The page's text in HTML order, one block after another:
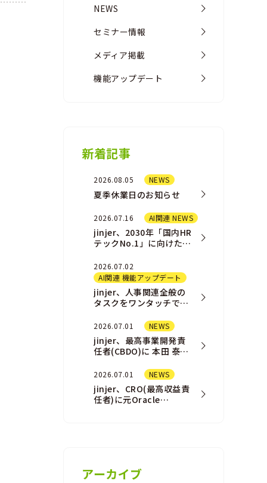
NEWS
セミナー情報
メディア掲載
機能アップデート
新着記事
2026.08.05 NEWS
夏季休業日のお知らせ
2026.07.16 AI関連 NEWS
jinjer、2030年「国内HR
テックNo.1」に向けた新
組織戦略を発表
2026.07.02
AI関連 機能アップデート
jinjer、人事関連全般の
タスクをワンタッチで完
Assistant（AIアシスタ
ント）」機能を一部ユ
ー…
2026.07.01 NEWS
jinjer、最高事業開発責
任者(CBDO)に 本田 泰佑
2026.07.01 NEWS
jinjer、CRO(最高収益責
任者)に元Oracle
アーカイブ